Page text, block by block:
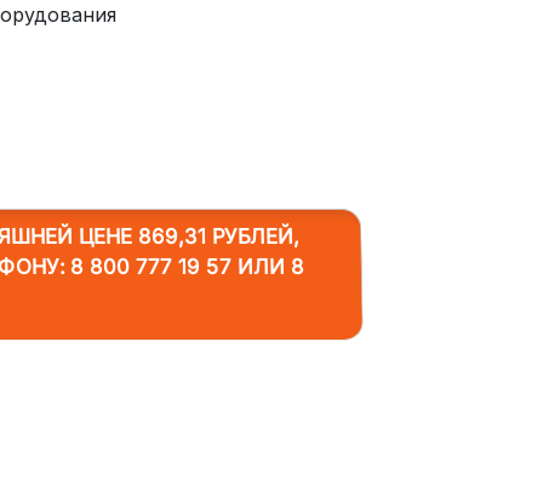
ЦЕНЕ 869,31 РУБЛЕЙ,
8 800 777 19 57ИЛИ 8